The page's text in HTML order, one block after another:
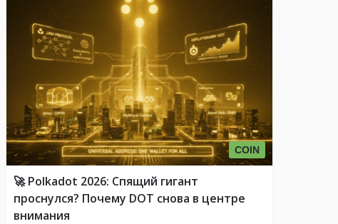
COIN
🚀 Polkadot 2026: Спящий гигант
проснулся? Почему DOT снова в центре
внимания